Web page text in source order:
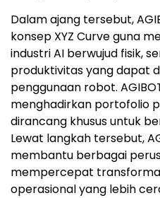
Dalam ajang tersebut,
konsep XYZ Curve guna
industri AI berwujud fisik,
produktivitas yang dapat
penggunaan robot.
menghadirkan portofolio
dirancang khusus untuk
Lewat langkah tersebut,
membantu berbagai
mempercepat
operasional yang lebih